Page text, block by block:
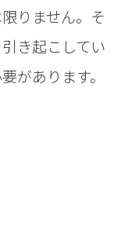
りません。そ
き起こしてい
があります。